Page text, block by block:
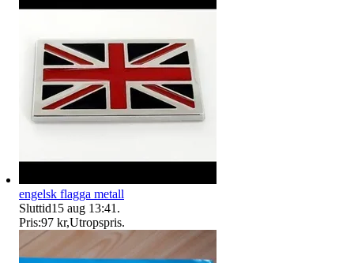
engelsk flagga metall
Sluttid15 aug 13:41 .
Pris:97 kr,Utropspris.